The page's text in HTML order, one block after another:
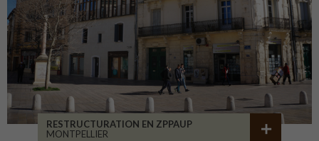
RESTRUCTURATION EN ZPPAUP
MONTPELLIER